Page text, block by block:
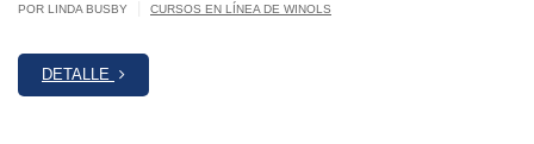
POR LINDA BUSBY CURSOS EN LÍNEA DE WINOLS
DETALLE